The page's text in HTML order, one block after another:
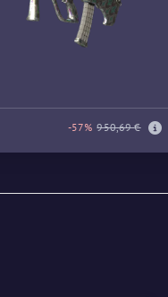
-57% 950,69 €